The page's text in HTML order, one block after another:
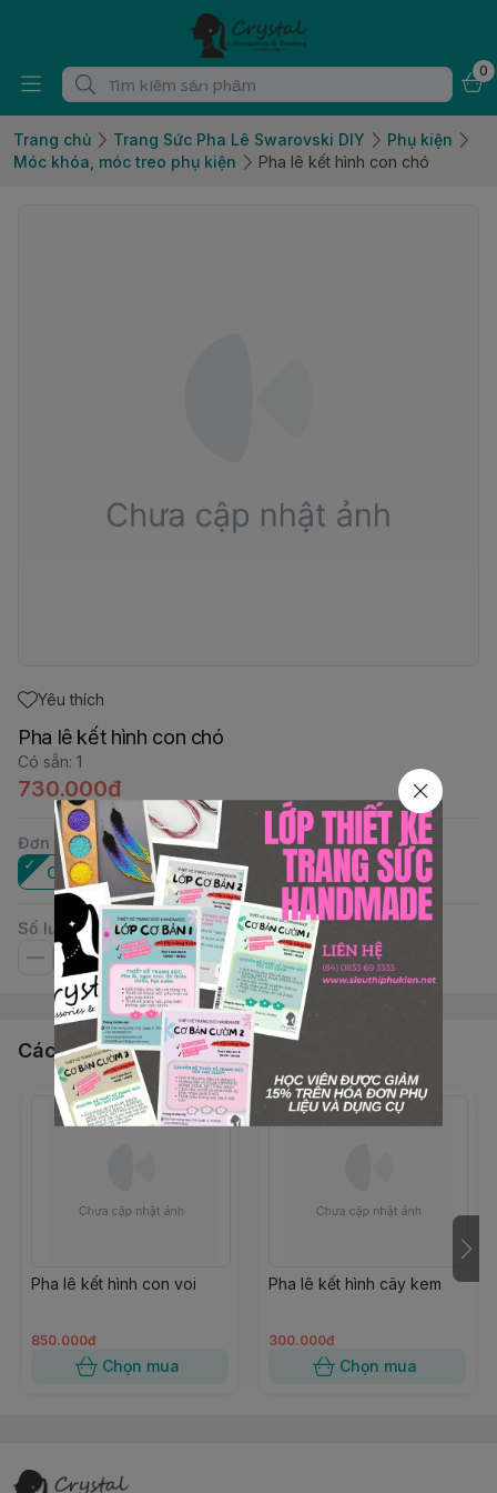
0
Trang chủ Trang Sức Pha Lê Swarovski DIY
Phụ kiện
Móc khóa, móc treo phụ kiện
Pha lê kết hình con chó
Yêu thích
Pha lê kết hình con chó
Có sẵn: 1
730.000đ
Đơn vị :
Cái
Số lượng
Các sản phẩm, dịch vụ khác
Pha lê kết hình con voi
850.000đ
Chọn mua
Pha lê kết hình cây kem
300.000đ
Chọn mua